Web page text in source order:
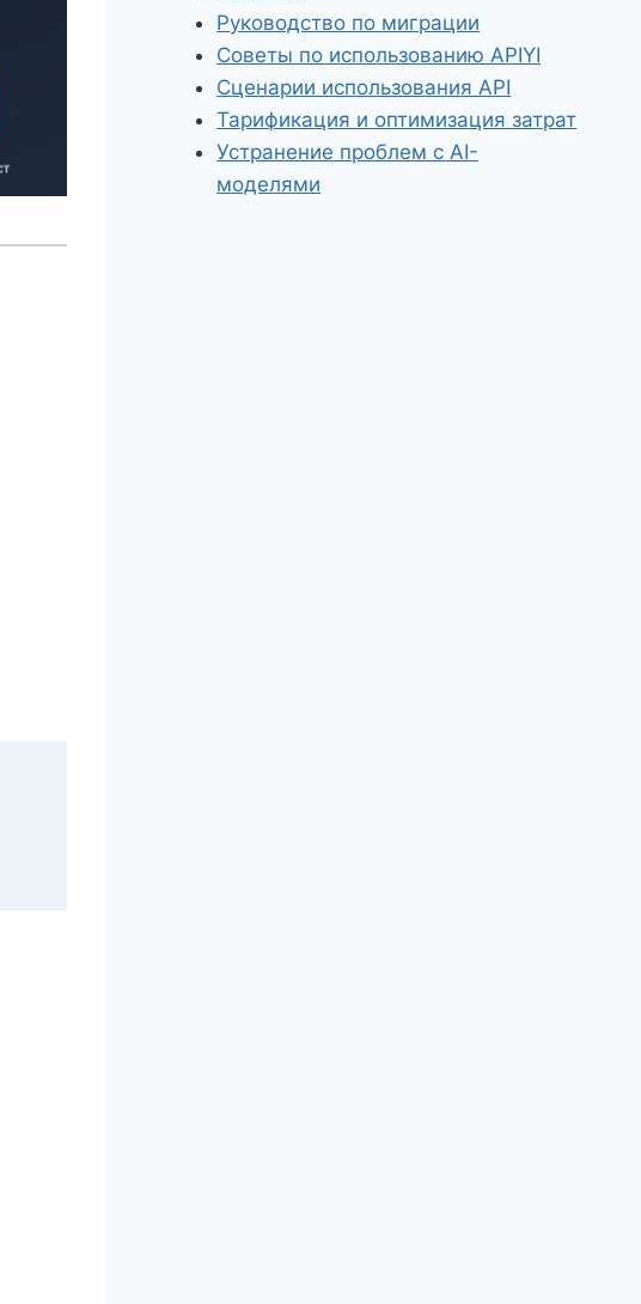
Руководство по миграции
Советы по использованию APIYI
Сценарии использования API
Тарификация и оптимизация затрат
Устранение проблем с AI-
моделями